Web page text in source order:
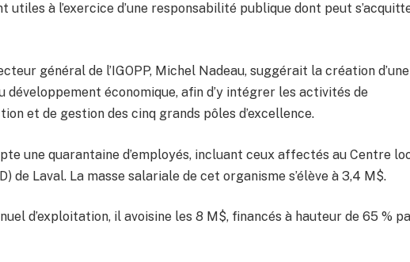
utiles à l’exercice d’une responsabilité publique dont peut
général de l’IGOPP, Michel Nadeau, suggérait la création d’une
développement économique, afin d’y intégrer les activités de
et de gestion des cinq grands pôles d’excellence.
une quarantaine d’employés, incluant ceux affectés au Centre
de Laval. La masse salariale de cet organisme s’élève à 3,4 M$.
d’exploitation, il avoisine les 8 M$, financés à hauteur de 65 %